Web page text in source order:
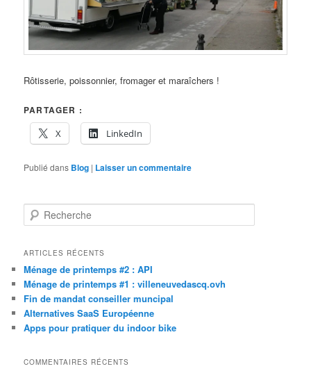
Rôtisserie, poissonnier, fromager et maraîchers !
PARTAGER :
X
LinkedIn
Publié dans Blog | Laisser un commentaire
e
h
r
c
h
e
ARTICLES RÉCENTS
Ménage de printemps #2 : API
Ménage de printemps #1 : villeneuvedascq.ovh
Fin de mandat conseiller muncipal
Alternatives SaaS Européenne
Apps pour pratiquer du indoor bike
COMMENTAIRES RÉCENTS